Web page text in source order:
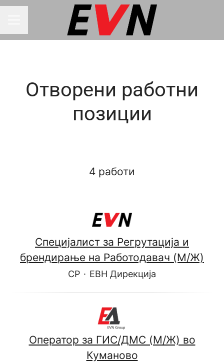
Мени за кариера
Отворени работни
позиции
4 работи
Специјалист за Регрутација и
брендирање на Работодавач (М/Ж)
CP · ЕВН Дирекција
Оператор за ГИС/ДМС (М/Ж) во
Куманово